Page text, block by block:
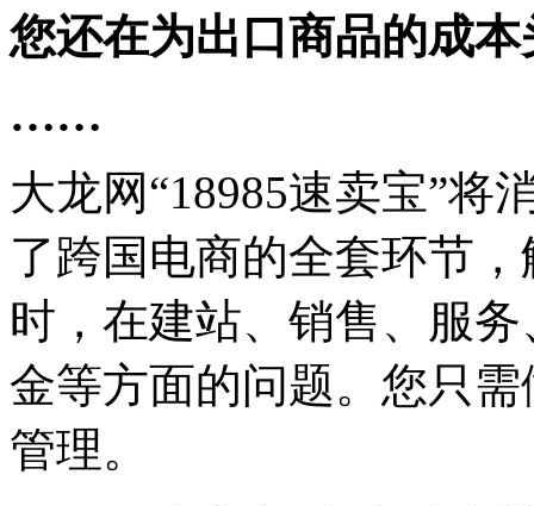
您还在为出口商品的成
……
大龙网“18985速卖宝”将
了跨国电商的全套环节
时，在建站、销售、服
金等方面的问题。您只
管理。